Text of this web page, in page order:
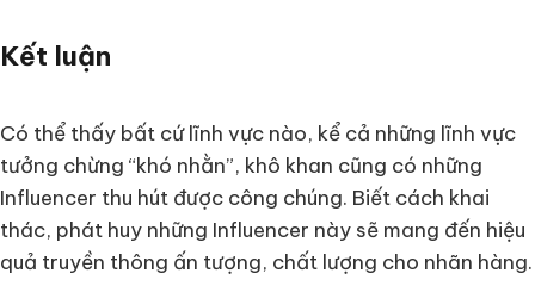
Kết luận
Có thể thấy bất cứ lĩnh vực nào, kể cả những lĩnh vực
tưởng chừng “khó nhằn”, khô khan cũng có những
Influencer thu hút được công chúng. Biết cách khai
thác, phát huy những Influencer này sẽ mang đến hiệu
quả truyền thông ấn tượng, chất lượng cho nhãn hàng.